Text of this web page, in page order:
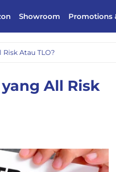
Showroom Promotions
Atau TLO?
All Risk